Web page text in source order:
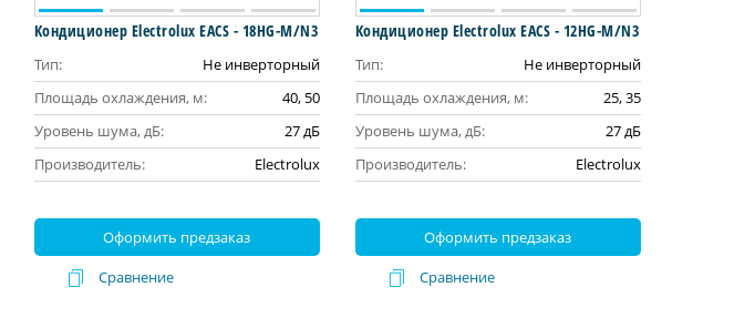
Кондиционер Electrolux EACS - 18HG-M/N3
Тип:
Не инверторный
Площадь охлаждения, м:
40, 50
Уровень шума, дБ:
27 дБ
Производитель:
Electrolux
Оформить предзаказ
Сравнение
Кондиционер Electrolux EACS - 12HG-M/N3
Тип:
Не инверторный
Площадь охлаждения, м:
25, 35
Уровень шума, дБ:
27 дБ
Производитель:
Electrolux
Оформить предзаказ
Сравнение